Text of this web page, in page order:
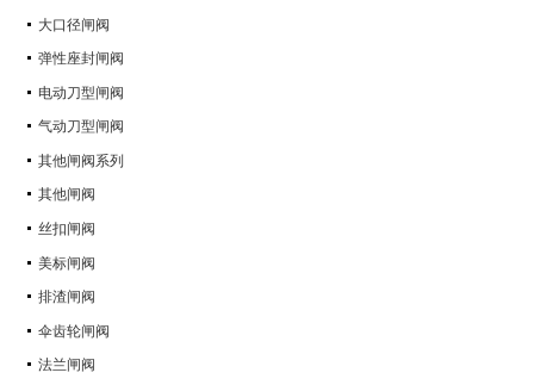
大口径闸阀
弹性座封闸阀
电动刀型闸阀
气动刀型闸阀
其他闸阀系列
其他闸阀
丝扣闸阀
美标闸阀
排渣闸阀
伞齿轮闸阀
法兰闸阀